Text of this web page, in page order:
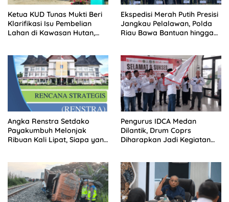
Ketua KUD Tunas Mukti Beri
Klarifikasi Isu Pembelian
Lahan di Kawasan Hutan,
Ekspedisi Merah Putih Presisi
Jangkau Pelalawan, Polda
Riau Bawa Bantuan hingga
Angka Renstra Setdako
Payakumbuh Melonjak
Ribuan Kali Lipat, Siapa yang
Pengurus IDCA Medan
Dilantik, Drum Coprs
Diharapkan Jadi Kegiatan